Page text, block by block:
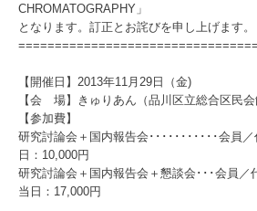
CHROMATOGRAPHY」
となります。訂正とお詫びを申し上げます。
【開催日】2013年11月29日（金)
【会 場】きゅりあん（品川区立総合区民会
【参加費】
研究討論会＋国内報告会･･･････････会員
日：10,000円
研究討論会＋国内報告会＋懇談会･･･会員／
当日：17,000円